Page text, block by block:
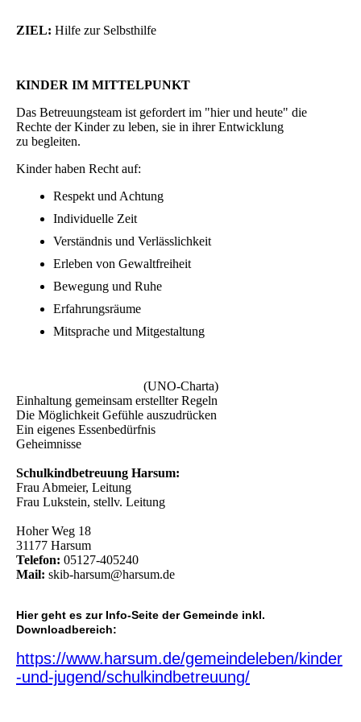
ZIEL: Hilfe zur Selbsthilfe
KINDER IM MITTELPUNKT
Das Betreuungsteam ist gefordert im "hier und heute" die
Rechte der Kinder zu leben, sie in ihrer Entwicklung
zu begleiten.
Kinder haben Recht auf:
Respekt und Achtung
Individuelle Zeit
Verständnis und Verlässlichkeit
Erleben von Gewaltfreiheit
Bewegung und Ruhe
Erfahrungsräume
Mitsprache und Mitgestaltung
(UNO-Charta)
Einhaltung gemeinsam erstellter Regeln
Die Möglichkeit Gefühle auszudrücken
Ein eigenes Essenbedürfnis
Geheimnisse
Schulkindbetreuung Harsum:
Frau Abmeier, Leitung
Frau Lukstein, stellv. Leitung
Hoher Weg 18
31177 Harsum
Telefon: 05127-405240
Mail: skib-harsum@harsum.de
Hier geht es zur Info-Seite der Gemeinde inkl.
Downloadbereich:
https://www.harsum.de/gemeindeleben/kinder
-und-jugend/schulkindbetreuung/